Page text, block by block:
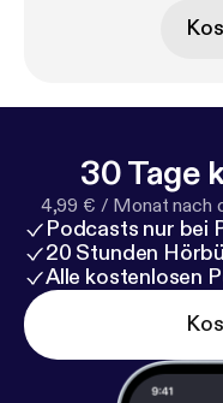
30 Tage
4,99 € / Monat nach
Podcasts nur bei
20 Stunden
Alle kostenlosen